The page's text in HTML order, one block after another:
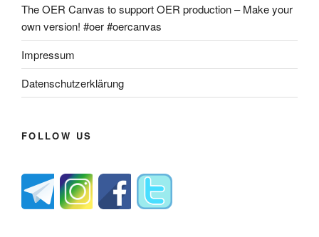
The OER Canvas to support OER production – Make your
own version! #oer #oercanvas
Impressum
Datenschutzerklärung
FOLLOW US